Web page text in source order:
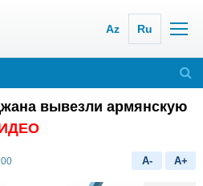
Az Ru
вывезли армянскую
A- A+